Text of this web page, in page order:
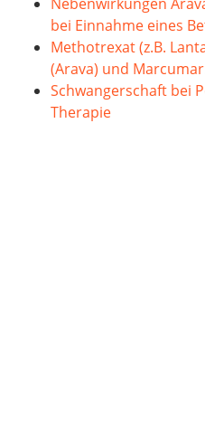
bei Einnahme eines
Methotrexat (z.B.
(Arava) und
Schwangerschaft bei
Therapie